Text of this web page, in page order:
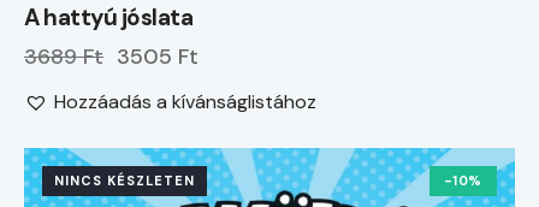
A hattyú jóslata
3689 Ft 3505 Ft
Hozzáadás a kívánságlistához
NINCS KÉSZLETEN -10%